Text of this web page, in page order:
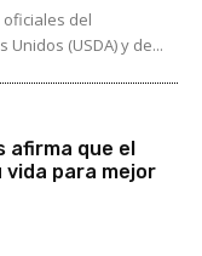
del
(USDA) y de...
afirma que el
para mejor